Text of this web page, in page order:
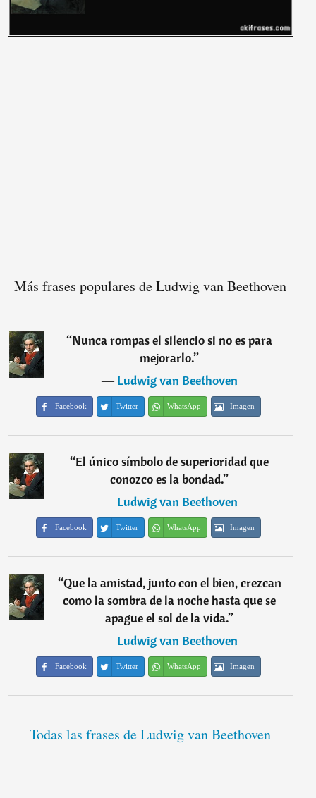
Más frases populares de Ludwig van Beethoven
“Nunca rompas el silencio si no es para
mejorarlo.”
―Ludwig van Beethoven
Facebook Twitter WhatsApp Imagen
“El único símbolo de superioridad que
conozco es la bondad.”
―Ludwig van Beethoven
Facebook Twitter WhatsApp Imagen
“Que la amistad, junto con el bien, crezcan
como la sombra de la noche hasta que se
apague el sol de la vida.”
―Ludwig van Beethoven
Facebook Twitter WhatsApp Imagen
Todas las frases de Ludwig van Beethoven